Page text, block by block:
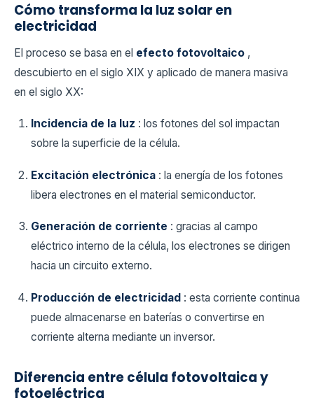
Cómo transforma la luz solar en
electricidad
El proceso se basa en el efecto fotovoltaico ,
descubierto en el siglo XIX y aplicado de manera masiva
en el siglo XX:
Incidencia de la luz : los fotones del sol impactan
sobre la superficie de la célula.
Excitación electrónica : la energía de los fotones
libera electrones en el material semiconductor.
Generación de corriente : gracias al campo
eléctrico interno de la célula, los electrones se dirigen
hacia un circuito externo.
Producción de electricidad : esta corriente continua
puede almacenarse en baterías o convertirse en
corriente alterna mediante un inversor.
Diferencia entre célula fotovoltaica y
fotoeléctrica